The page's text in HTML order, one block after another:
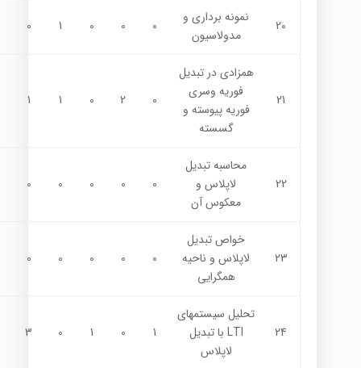
20
نمونه برداري و
مدولاسیون
0
0
0
1
0
21
همزادي در تبديل
فوريه وسري
فوريه پيوسته و
گسسته
0
2
0
1
1
22
محاسبه تبديل
لاپلاس و
معکوس آن
0
0
0
0
0
23
خواص تبديل
لاپلاس و ناحیه
همگرایی
0
0
0
0
0
24
تحليل سيستمهاي
LTI با تبديل
لاپلاس
1
0
1
0
3